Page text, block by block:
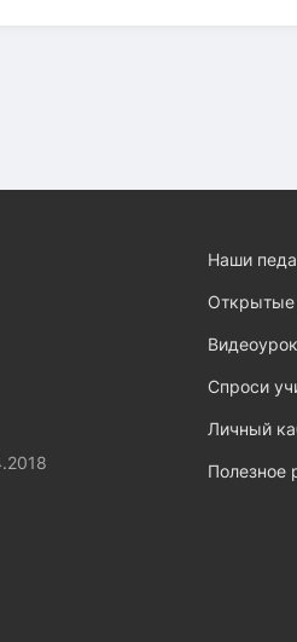
Наши
Открытые
Спроси
Личный
Полезное